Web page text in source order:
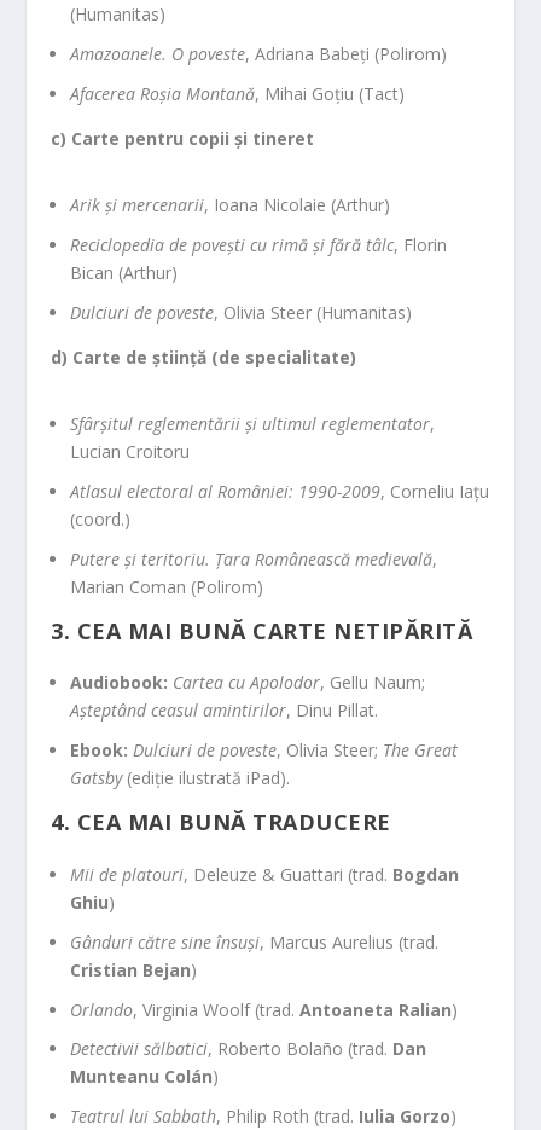
(Humanitas)
Amazoanele. O poveste, Adriana Babeți (Polirom)
Afacerea Roșia Montană, Mihai Goțiu (Tact)
c) Carte pentru copii și tineret
Arik și mercenarii, Ioana Nicolaie (Arthur)
Reciclopedia de povești cu rimă și fără tâlc, Florin
Bican (Arthur)
Dulciuri de poveste, Olivia Steer (Humanitas)
d) Carte de știință (de specialitate)
Sfârșitul reglementării și ultimul reglementator,
Lucian Croitoru
Atlasul electoral al României: 1990-2009, Corneliu Iațu
(coord.)
Putere și teritoriu. Țara Românească medievală,
Marian Coman (Polirom)
3. CEA MAI BUNĂ CARTE NETIPĂRITĂ
Audiobook: Cartea cu Apolodor, Gellu Naum;
Așteptând ceasul amintirilor, Dinu Pillat.
Ebook: Dulciuri de poveste, Olivia Steer; The Great
Gatsby(ediție ilustrată iPad).
4. CEA MAI BUNĂ TRADUCERE
Mii de platouri, Deleuze & Guattari (trad. Bogdan
Ghiu)
Gânduri către sine însuși, Marcus Aurelius (trad.
Cristian Bejan)
Orlando, Virginia Woolf (trad.Antoaneta Ralian)
Detectivii sălbatici, Roberto Bolaño (trad. Dan
Munteanu Colán)
Teatrul lui Sabbath, Philip Roth (trad. Iulia Gorzo)